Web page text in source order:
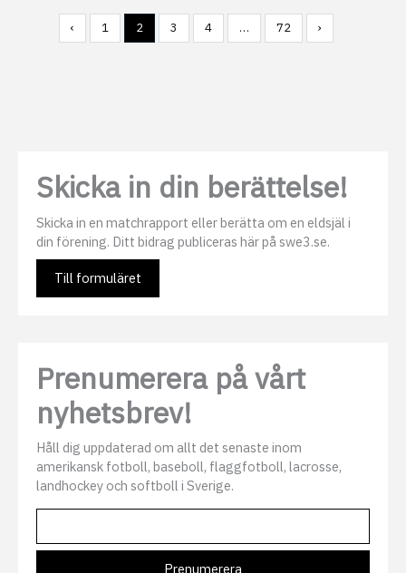
‹ 1 2 3 4 … 72 ›
Skicka in din berättelse!
Skicka in en matchrapport eller berätta om en eldsjäl i
din förening. Ditt bidrag publiceras här på swe3.se.
Till formuläret
Prenumerera på vårt
nyhetsbrev!
Håll dig uppdaterad om allt det senaste inom
amerikansk fotboll, baseboll, flaggfotboll, lacrosse,
landhockey och softboll i Sverige.